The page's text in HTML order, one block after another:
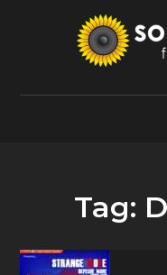
Fai Girare Musica
Tag: